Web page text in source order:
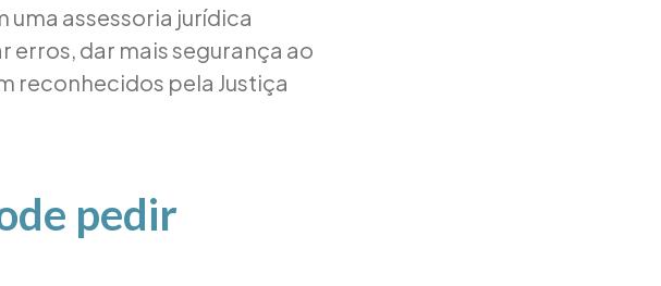
assessoria jurídica
erros, dar mais segurança ao
reconhecidos pela Justiça
pedir